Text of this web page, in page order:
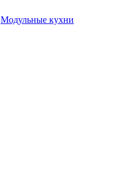
Модульные кухни